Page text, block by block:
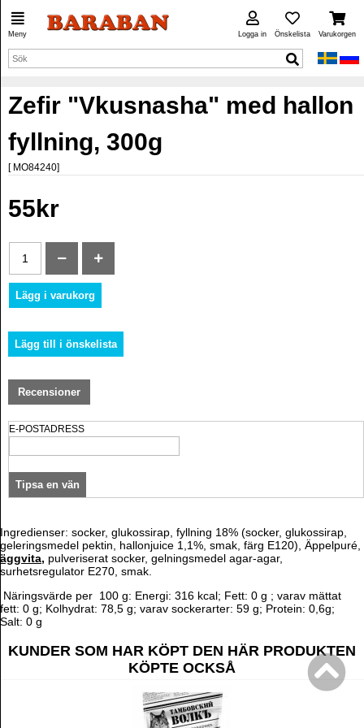
Meny Logga in Önskelista Varukorgen
Zefir "Vkusnasha" med hallon
fyllning, 300g
[ MO84240]
55kr
Recensioner
E-POSTADRESS
Ingredienser: socker, glukossirap, fyllning 18% (socker, glukossirap,
geleringsmedel pektin, hallonjuice 1,1%, smak, färg E120), Äppelpuré,
äggvita, pulveriserat socker, gelningsmedel agar-agar,
surhetsregulator E270, smak.
Näringsvärde per 100 g: Energi: 316 kcal; Fett: 0 g ; varav mättat
fett: 0 g; Kolhydrat: 78,5 g; varav sockerarter: 59 g; Protein: 0,6g;
Salt: 0 g
KUNDER SOM HAR KÖPT DEN HÄR PRODUKTEN
KÖPTE OCKSÅ